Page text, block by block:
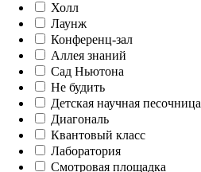
Холл
Лаунж
Конференц-зал
Аллея знаний
Сад Ньютона
Не будить
Детская научная песочница
Диагональ
Квантовый класс
Лаборатория
Смотровая площадка